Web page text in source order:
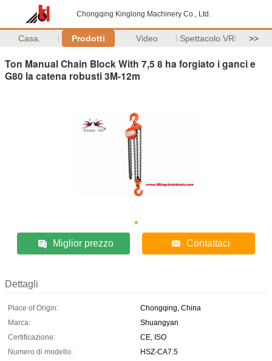
Chongqing Kinglong Machinery Co., Ltd.
Casa. Prodotti Video Spettacolo VR >>
Ton Manual Chain Block With 7,5 8 ha forgiato i ganci e
G80 la catena robusti 3M-12m
Miglior prezzo Contattaci
Dettagli
Place of Origin:
Chongqing, China
Marca:
Shuangyan
Certificazione:
CE, ISO
Numero di modello:
HSZ-CA7.5